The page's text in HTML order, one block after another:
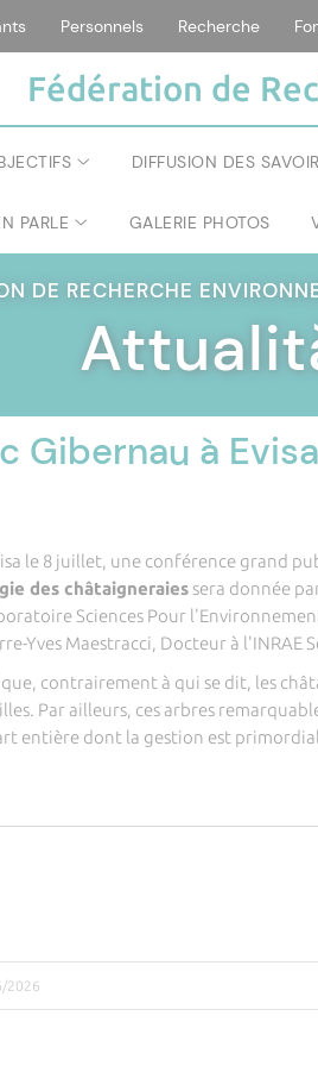
Personnels Recherche
Fédération de
DIFFUSION DES
PARLE GALERIE PHOTOS
DE RECHERCHE
Gibernau à
le 8 juillet, une conférence grand
des châtaigneraiessera donnée
Sciences Pour
Yves Maestracci, Docteur à l'INRAE
contrairement à qui se dit, les
Par ailleurs, ces arbres
entière dont la gestion est
2026